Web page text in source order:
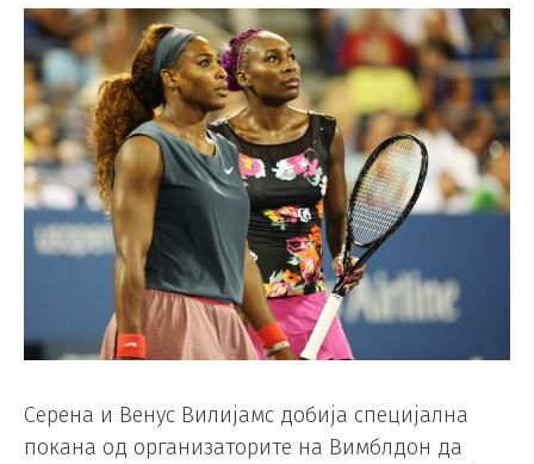
Серена и Венус Вилијамс добија специјална
покана од организаторите на Вимблдон да